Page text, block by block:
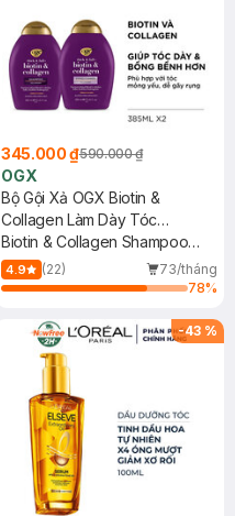
345.000 ₫590.000 ₫
OGX
Bộ Gội Xả OGX Biotin &
Collagen Làm Dày Tóc
2x385ml
Biotin & Collagen Shampoo
And Conditioner
4.9 (22)
73/tháng
78%
-43 %